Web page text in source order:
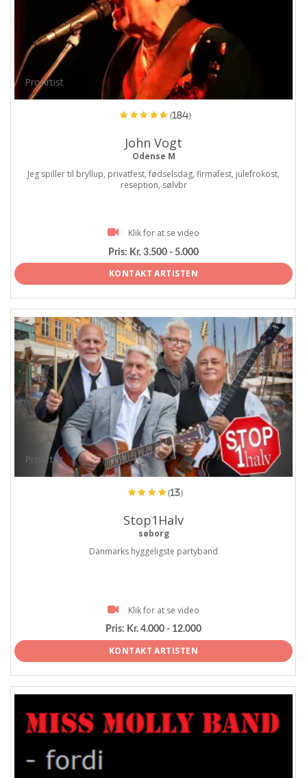
ProArtist
(184)
John Vogt
Odense M
Jeg spiller til bryllup, privatfest, fødselsdag, firmafest, julefrokost,
reseption, sølvbr
Klik for at se video
Pris: Kr. 3.500 - 5.000
KONTAKT ARTISTEN
ProArtist
(13)
Stop1Halv
søborg
Danmarks hyggeligste partyband
Klik for at se video
Pris: Kr. 4.000 - 12.000
KONTAKT ARTISTEN